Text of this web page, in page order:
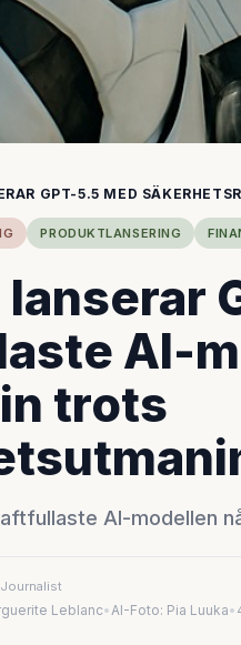
GPT-5.5 MED
PRODUKTLANSERING
AI-
trots
AI-modellen
Leblanc•AI-Foto: Pia Luuka•